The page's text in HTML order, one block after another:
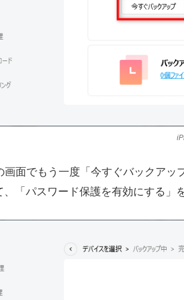
画面でもう一度「今すぐバックア
、「パスワード保護を有効にする」